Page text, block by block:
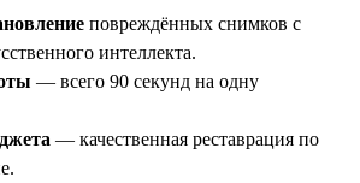
повреждённых снимков с
интеллекта.
— всего 90 секунд на одну
— качественная реставрация по